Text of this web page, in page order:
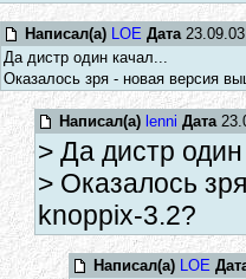
Написал(а) LOE Дата
Да дистр один качал...
Оказалось зря - новая версия
Написал(а) lenni Дата
> Да дистр
> Оказалось
knoppix-3.2?
Написал(а) LOE